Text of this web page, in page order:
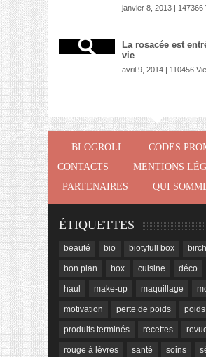
janvier 8, 2013 | 147366
La rosacée est
vie
avril 9, 2014 | 110456
BLOGROLL
CODES
CONTACTS
MENTIONS
PARTENAIRES
QUI
ÉTIQUETTES
beauté bio biotyfull box
bon plan box cuisine déco
haul make-up maquillage
motivation perte de poids poids
produits terminés recettes
rouge à lèvres santé soins